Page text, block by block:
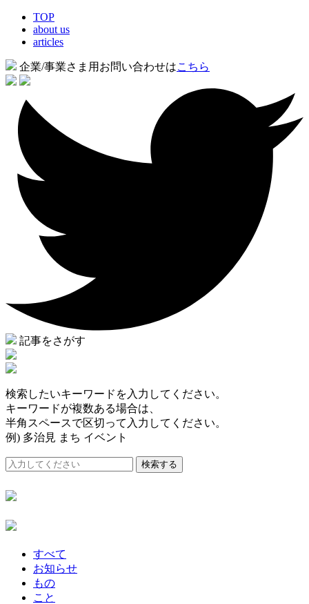
TOP
about us
articles
企業/事業さま用お問い合わせはこちら
記事をさがす
検索したいキーワードを入力してください。
キーワードが複数ある場合は、
半角スペースで区切って入力してください。
例) 多治見 まち イベント
検索する
すべて
お知らせ
もの
こと